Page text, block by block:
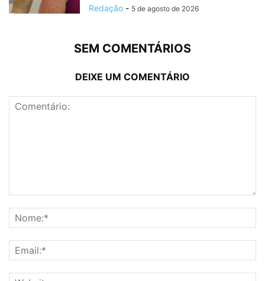
Redação - 5 de agosto de 2026
SEM COMENTÁRIOS
DEIXE UM COMENTÁRIO